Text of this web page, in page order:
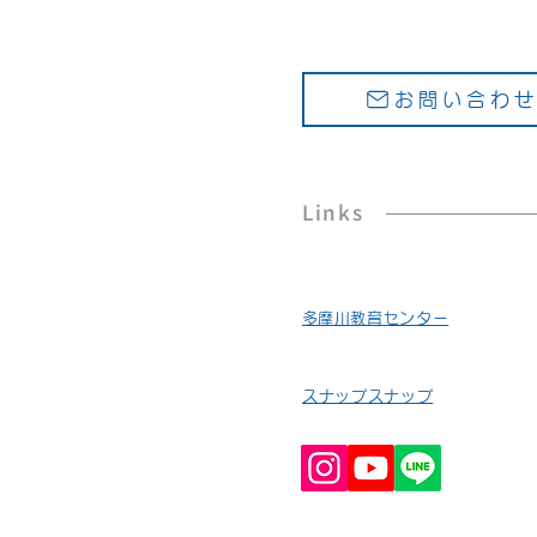
お問い合わせ
Links
​多摩川教育センター
スナップスナップ